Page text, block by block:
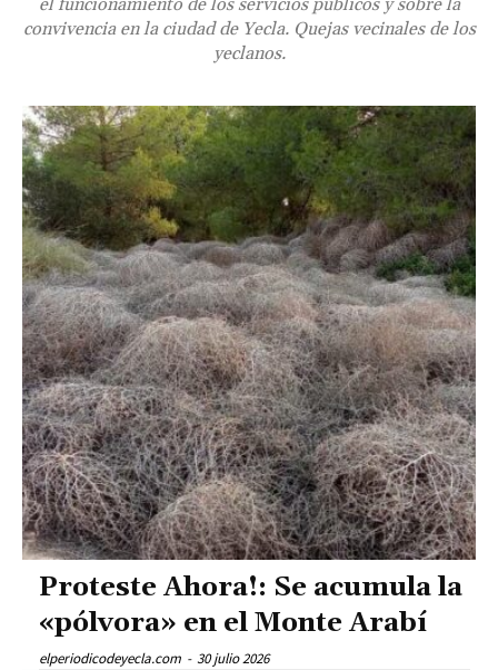
el funcionamiento de los servicios públicos y sobre la
convivencia en la ciudad de Yecla. Quejas vecinales de los
yeclanos.
Proteste Ahora!: Se acumula la
«pólvora» en el Monte Arabí
elperiodicodeyecla.com - 30 julio 2026